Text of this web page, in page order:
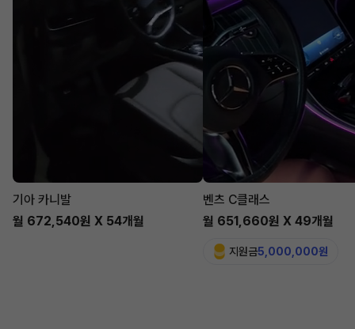
기아 카니발
월 672,540원 X 54개월
벤츠 C클래스
월 651,660원 X 49개월
지원금5,000,000원